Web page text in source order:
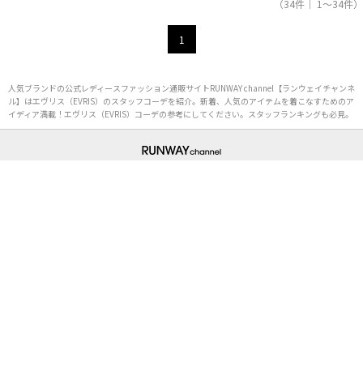
（34件｜ 1～34件）
1
人気ブランドの公式レディースファッション通販サイトRUNWAY channel【ランウェイチャンネ
ル】はエヴリス（EVRIS）のスタッフコーデを紹介。新着、人気のアイテムを着こなすためのア
イディア満載！エヴリス（EVRIS）コーデの参考にしてください。スタッフランキングも必見。